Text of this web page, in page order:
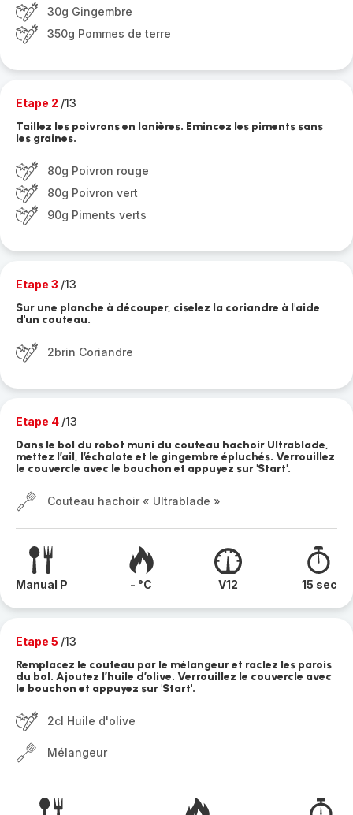
30g Gingembre
350g Pommes de terre
Etape 2 /13
Taillez les poivrons en lanières. Emincez les piments sans
les graines.
80g Poivron rouge
80g Poivron vert
90g Piments verts
Etape 3 /13
Sur une planche à découper, ciselez la coriandre à l'aide
d'un couteau.
2brin Coriandre
Etape 4 /13
Dans le bol du robot muni du couteau hachoir Ultrablade,
mettez l’ail, l’échalote et le gingembre épluchés. Verrouillez
le couvercle avec le bouchon et appuyez sur 'Start'.
Couteau hachoir « Ultrablade »
Manual P - °C V12 15 sec
Etape 5 /13
Remplacez le couteau par le mélangeur et raclez les parois
du bol. Ajoutez l’huile d’olive. Verrouillez le couvercle avec
le bouchon et appuyez sur 'Start'.
2cl Huile d'olive
Mélangeur